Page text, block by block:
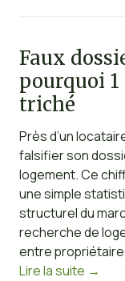
Faux
pourquoi
triché
Près d’un
falsifier son
logement. Ce
une simple
structurel du
recherche de
entre
Lire la suite →